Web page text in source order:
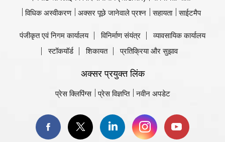
विधिक अस्वीकरण
अक्सर पूछे जानेवाले प्रश्न सहायता साईटमैप
पंजीकृत एवं निगम कार्यालय विनिर्माण संयंत्र
व्यावसायिक कार्यालय
स्टॉकयॉर्ड
शिकायत प्रतिक्रिया और सुझाव
अक्सर प्रयुक्त लिंक
प्रेस क्लिपिंग्स प्रेस विज्ञप्ति नवीन अपडेट